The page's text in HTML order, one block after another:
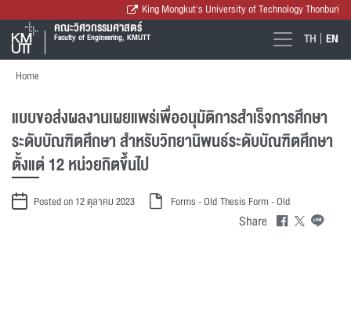
King Mongkut's University of Technology Thonburi
คณะวิศวกรรมศาสตร์
Faculty of Engineering, KMUTT TH EN
Home
แบบขอส่งผลงานเผยแพร่เพื่ออนุมัติการสำเร็จการศึกษา
ระดับบัณฑิตศึกษา สำหรับวิทยานิพนธ์ระดับบัณฑิตศึกษา
ตั้งแต่ 12 หน่วยกิตขึ้นไป
Posted on 12 ตุลาคม 2023 Forms - OldThesis Form - Old
Share